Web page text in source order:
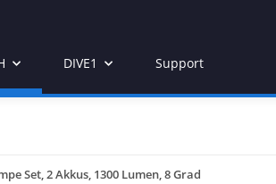
DIVE1 Support
Set, 2 Akkus, 1300 Lumen, 8 Grad